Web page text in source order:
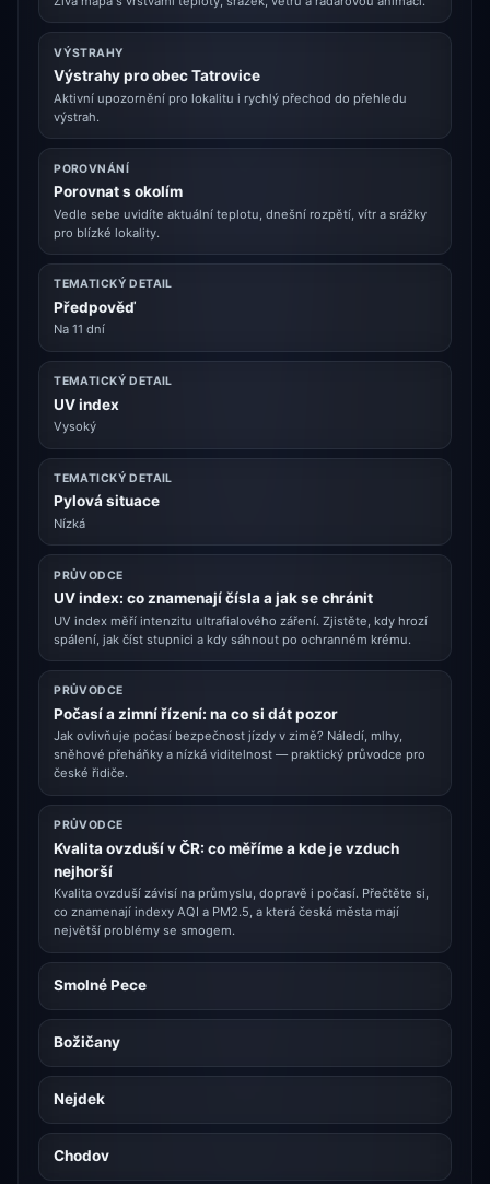
VÝSTRAHY
Výstrahy pro obec Tatrovice
Aktivní upozornění pro lokalitu i rychlý přechod do přehledu
výstrah.
POROVNÁNÍ
Porovnat s okolím
Vedle sebe uvidíte aktuální teplotu, dnešní rozpětí, vítr a srážky
pro blízké lokality.
TEMATICKÝ DETAIL
Předpověď
Na 11 dní
TEMATICKÝ DETAIL
UV index
Vysoký
TEMATICKÝ DETAIL
Pylová situace
Nízká
PRŮVODCE
UV index: co znamenají čísla a jak se chránit
UV index měří intenzitu ultrafialového záření. Zjistěte, kdy hrozí
spálení, jak číst stupnici a kdy sáhnout po ochranném krému.
PRŮVODCE
Počasí a zimní řízení: na co si dát pozor
Jak ovlivňuje počasí bezpečnost jízdy v zimě? Náledí, mlhy,
sněhové přeháňky a nízká viditelnost — praktický průvodce pro
české řidiče.
PRŮVODCE
Kvalita ovzduší v ČR: co měříme a kde je vzduch
nejhorší
Kvalita ovzduší závisí na průmyslu, dopravě i počasí. Přečtěte si,
co znamenají indexy AQI a PM2.5, a která česká města mají
největší problémy se smogem.
Smolné Pece
Božičany
Nejdek
Chodov